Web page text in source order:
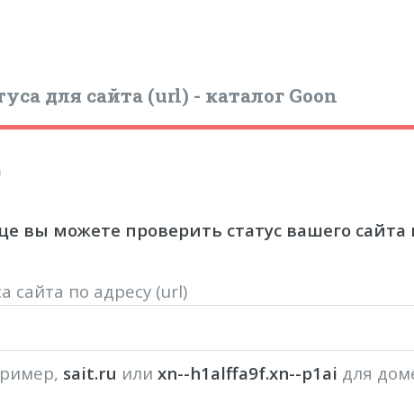
для сайта (url) - каталог Goon
вы можете проверить статус вашего сайта
сайта по адресу (url)
sait.ru или xn--h1alffa9f.xn--p1ai для